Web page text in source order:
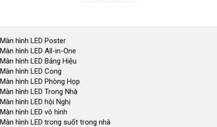
Màn hình LED Poster
Màn hình LED All-in-One
Màn hình LED Bảng Hiệu
Màn hình LED Cong
Màn hình LED Phòng Họp
Màn hình LED Trong Nhà
Màn hình LED hội Nghị
Màn hình LED vô hình
Màn hình LED trong suốt trong nhà